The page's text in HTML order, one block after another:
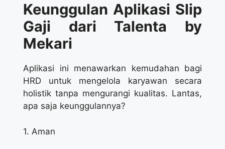
Keunggulan Aplikasi Slip
Gaji dari Talenta by
Mekari
Aplikasi ini menawarkan kemudahan bagi
HRD untuk mengelola karyawan secara
holistik tanpa mengurangi kualitas. Lantas,
apa saja keunggulannya?
1. Aman